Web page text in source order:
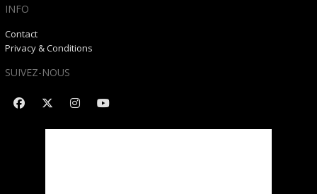
INFO
Contact
Privacy & Conditions
SUIVEZ-NOUS